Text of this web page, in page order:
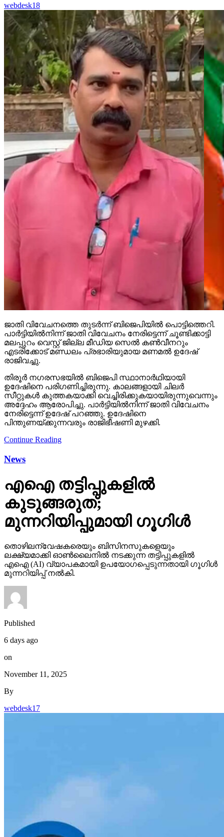
webdesk18
ജാതി വിവേചനത്തെ തുടര്‍ന്ന് ബിജെപിയില്‍ പൊട്ടിത്തെറി.
പാര്‍ട്ടിയില്‍നിന്ന് ജാതി വിവേചനം നേരിട്ടെന്ന് ചൂണ്ടിക്കാട്ടി
മലപ്പുറം വെസ്റ്റ് ജില്ല മീഡിയ സെല്‍ കണ്‍വീനറും
എടരിക്കോട് മണ്ഡലം പ്രഭാരിയുമായ മണമല്‍ ഉദേഷ്
രാജിവച്ചു.
തിരൂര്‍ നഗരസഭയില്‍ ബിജെപി സ്ഥാനാര്‍ഥിയായി
ഉദേഷിനെ പരിഗണിച്ചിരുന്നു. കാലങ്ങളായി ചിലര്‍
സീറ്റുകള്‍ കുത്തകയാക്കി വെച്ചിരിക്കുകയായിരുന്നുവെന്നും
അദ്ദേഹം ആരോപിച്ചു. പാര്‍ട്ടിയില്‍നിന്ന് ജാതി വിവേചനം
നേരിട്ടെന്ന് ഉദേഷ് പറഞ്ഞു. ഉദേഷിനെ
പിന്തുണയ്ക്കുന്നവരും രാജിഭീഷണി മുഴക്കി.
Continue Reading
News
എഐ തട്ടിപ്പുകളില്‍
കുടുങ്ങരുത്;
മുന്നറിയിപ്പുമായി ഗൂഗിള്‍
തൊഴിലന്വേഷകരെയും ബിസിനസുകളെയും
ലക്ഷ്യമാക്കി ഓണ്‍ലൈനില്‍ നടക്കുന്ന തട്ടിപ്പുകളില്‍
എഐ (AI) വ്യാപകമായി ഉപയോഗപ്പെടുന്നതായി ഗൂഗിള്‍
മുന്നറിയിപ്പ് നല്‍കി.
Published
6 days ago
on
November 11, 2025
By
webdesk17